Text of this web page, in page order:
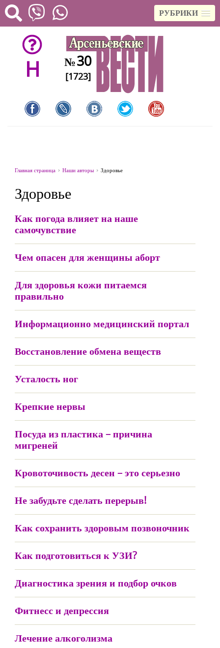
РУБРИКИ
H №30
[1723]
Главная страница Наши авторы Здоровье
Здоровье
Как погода влияет на наше
самочувствие
Чем опасен для женщины аборт
Для здоровья кожи питаемся
правильно
Информационно медицинский портал
Восстановление обмена веществ
Усталость ног
Крепкие нервы
Посуда из пластика – причина
мигреней
Кровоточивость десен – это серьезно
Не забудьте сделать перерыв!
Как сохранить здоровым позвоночник
Как подготовиться к УЗИ?
Диагностика зрения и подбор очков
Фитнесс и депрессия
Лечение алкоголизма